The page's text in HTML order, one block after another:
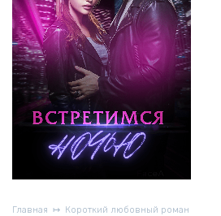
Главная Короткий любовный роман